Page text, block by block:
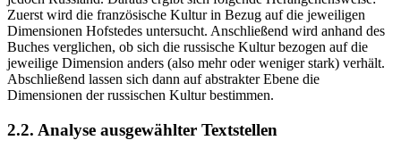
Zuerst wird die französische Kultur in Bezug auf die jeweiligen
Dimensionen Hofstedes untersucht. Anschließend wird anhand des
Buches verglichen, ob sich die russische Kultur bezogen auf die
jeweilige Dimension anders (also mehr oder weniger stark) verhält.
Abschließend lassen sich dann auf abstrakter Ebene die
Dimensionen der russischen Kultur bestimmen.
2.2. Analyse ausgewählter Textstellen